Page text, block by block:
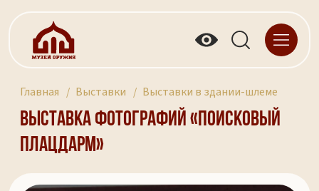
Главная Выставки Выставки в здании-шлеме
Выставка фотографий «Поисковый
плацдарм»